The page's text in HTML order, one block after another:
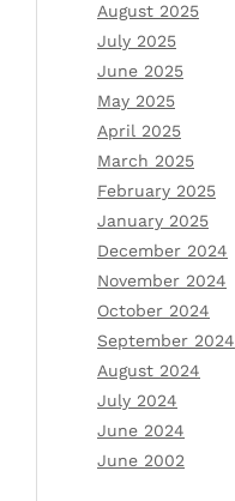
August 2025
July 2025
June 2025
May 2025
April 2025
March 2025
February 2025
January 2025
December 2024
November 2024
October 2024
September 2024
August 2024
July 2024
June 2024
June 2002